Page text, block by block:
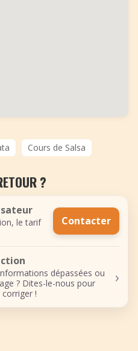
Cours de Salsa
?
le tarif
Contacter
dépassées ou
? Dites-le-nous pour
!
›